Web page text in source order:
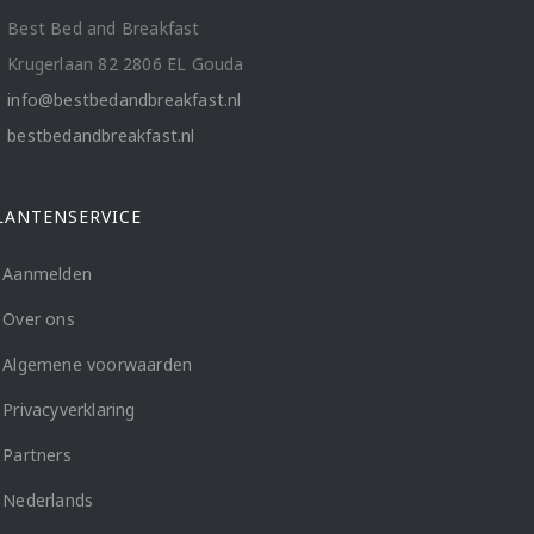
Best Bed and Breakfast
Krugerlaan 82 2806 EL Gouda
info@bestbedandbreakfast.nl
bestbedandbreakfast.nl
Aanmelden
Over ons
Algemene voorwaarden
Privacyverklaring
Partners
Nederlands